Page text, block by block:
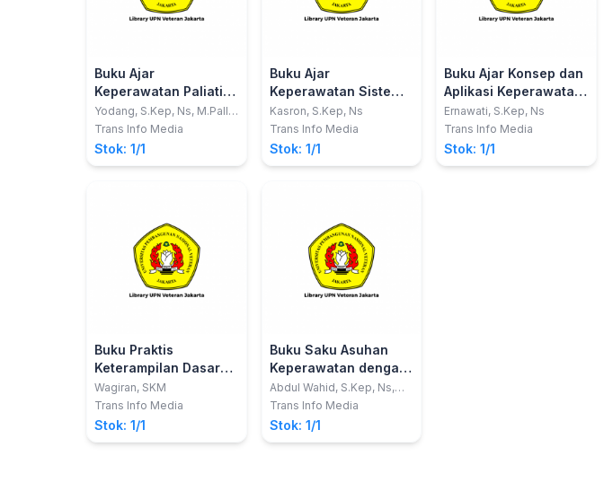
Buku Ajar
Keperawatan Paliatif
Berdasarkan
Kurikulum AIPNI 2015
Yodang, S.Kep, Ns, M.Pall.
Care
Trans Info Media
Stok: 1/1
Buku Ajar
Keperawatan Sistem
Kardiovaskuler
Kasron, S.Kep, Ns
Trans Info Media
Stok: 1/1
Buku Ajar Konsep dan
Aplikasi Keperawatan
dalam Pemenuhan
Kebutuhan Dasar
Manusia
Ernawati, S.Kep, Ns
Trans Info Media
Stok: 1/1
Buku Praktis
Keterampilan Dasar
untuk Mahasiswa
Keperawatan dan
Kebidanan
Wagiran, SKM
Trans Info Media
Stok: 1/1
Buku Saku Asuhan
Keperawatan dengan
Gangguan Sistem
Muskuloskeletal
Abdul Wahid, S.Kep, Ns,
M.Kep
Trans Info Media
Stok: 1/1